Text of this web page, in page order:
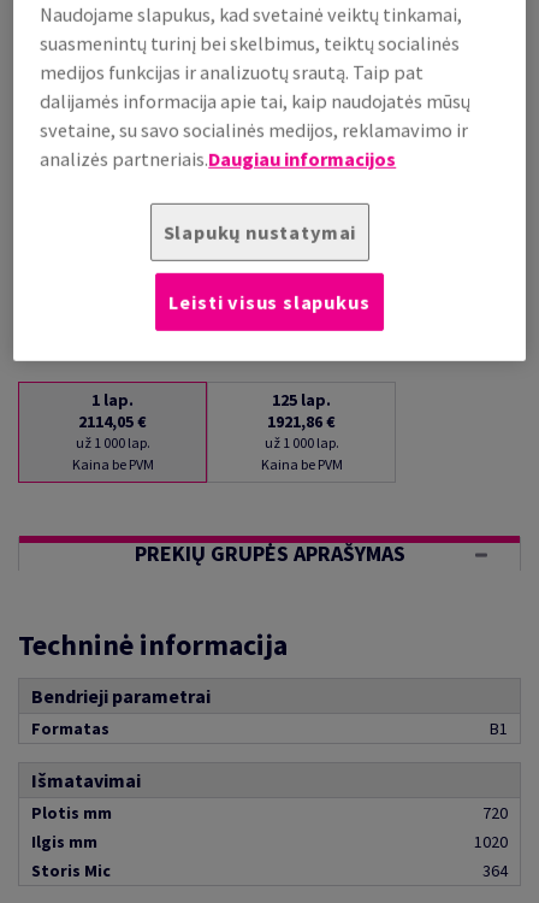
už 1 000 lap.
(206 kg )
PALAIKOMA SANDĖLYJE
Kiekių palyginimas
lap.
1 lap.
2114,05 €
už 1 000 lap.
Kaina be PVM
125 lap.
1921,86 €
už 1 000 lap.
Kaina be PVM
PREKIŲ GRUPĖS APRAŠYMAS
Techninė informacija
Bendrieji parametrai
Formatas B1
Išmatavimai
Plotis mm
720
Ilgis mm
1020
Storis Mic
364
Naudojame slapukus, kad svetainė veiktų tinkamai,
suasmenintų turinį bei skelbimus, teiktų socialinės
medijos funkcijas ir analizuotų srautą. Taip pat
dalijamės informacija apie tai, kaip naudojatės mūsų
svetaine, su savo socialinės medijos, reklamavimo ir
analizės partneriais.Daugiau informacijos
Slapukų nustatymai
Leisti visus slapukus